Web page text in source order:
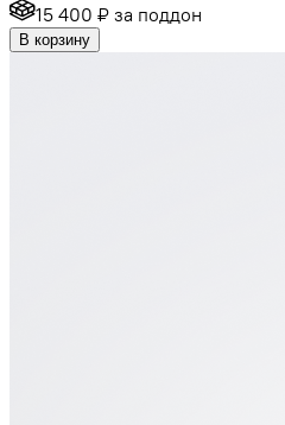
15 400 ₽ за поддон
В корзину